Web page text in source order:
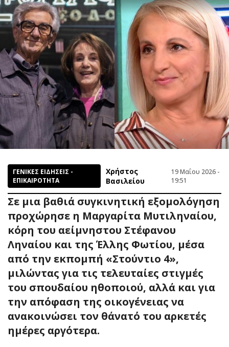
ΓΕΝΙΚΕΣ ΕΙΔΗΣΕΙΣ -
ΕΠΙΚΑΙΡΟΤΗΤΑ
Χρήστος
Βασιλείου
19 Μαΐου 2026 -
19:51
Σε μια βαθιά συγκινητική εξομολόγηση
προχώρησε η Μαργαρίτα Μυτιληναίου,
κόρη του αείμνηστου Στέφανου
Ληναίου και της Έλλης Φωτίου, μέσα
από την εκπομπή «Στούντιο 4»,
μιλώντας για τις τελευταίες στιγμές
του σπουδαίου ηθοποιού, αλλά και για
την απόφαση της οικογένειας να
ανακοινώσει τον θάνατό του αρκετές
ημέρες αργότερα.